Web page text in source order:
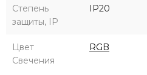
Степень
защиты, IP
IP20
Цвет
Свечения
RGB